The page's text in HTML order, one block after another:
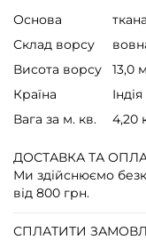
Основа
Склад ворсу
Висота ворсу
13,0
Країна
Індія
Вага за м. кв.
4,20
ДОСТАВКА ТА
Ми здійснюємо
від 800 грн.
СПЛАТИТИ